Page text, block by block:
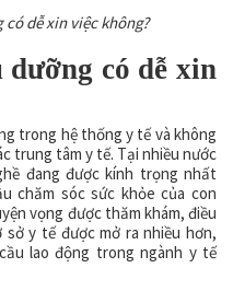
dễ xin việc không?
dưỡng có dễ xin
trong hệ thống y tế và không
trung tâm y tế. Tại nhiều nước
đang được kính trọng nhất
chăm sóc sức khỏe của con
vọng được thăm khám, điều
y tế được mở ra nhiều hơn,
lao động trong ngành y tế